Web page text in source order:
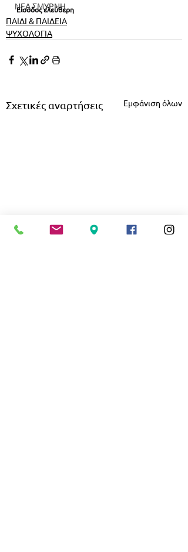
ΝΕΑ ΣΜΥΡΝΗ
Είσοδος ελεύθερη
ΠΑΙΔΙ & ΠΑΙΔΕΙΑ
ΨΥΧΟΛΟΓΙΑ
Σχετικές αναρτήσεις Εμφάνιση όλων